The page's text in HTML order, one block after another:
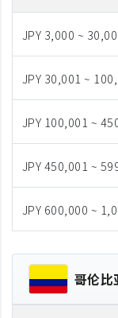
JPY 3,000 ~
JPY 30,001 ~
JPY 100,001 ~
JPY 450,001 ~
JPY 600,000 ~
哥伦比